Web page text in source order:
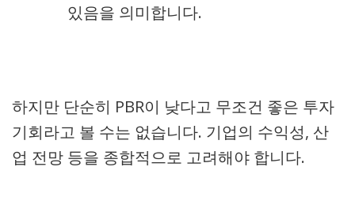
있음을 의미합니다.
하지만 단순히 PBR이 낮다고 무조건 좋은 투자
기회라고 볼 수는 없습니다. 기업의 수익성, 산
업 전망 등을 종합적으로 고려해야 합니다.